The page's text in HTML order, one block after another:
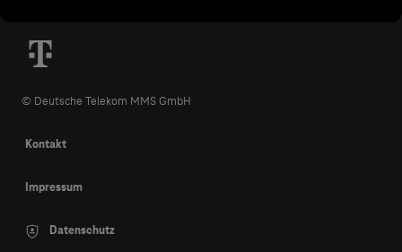
© Deutsche Telekom MMS GmbH
Kontakt
Impressum
Datenschutz